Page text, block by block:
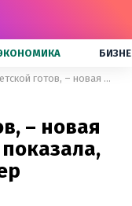
Дизайн детской готов, – новая любимая Остапчука показала, каким будет интерьер загородного дома
– новая